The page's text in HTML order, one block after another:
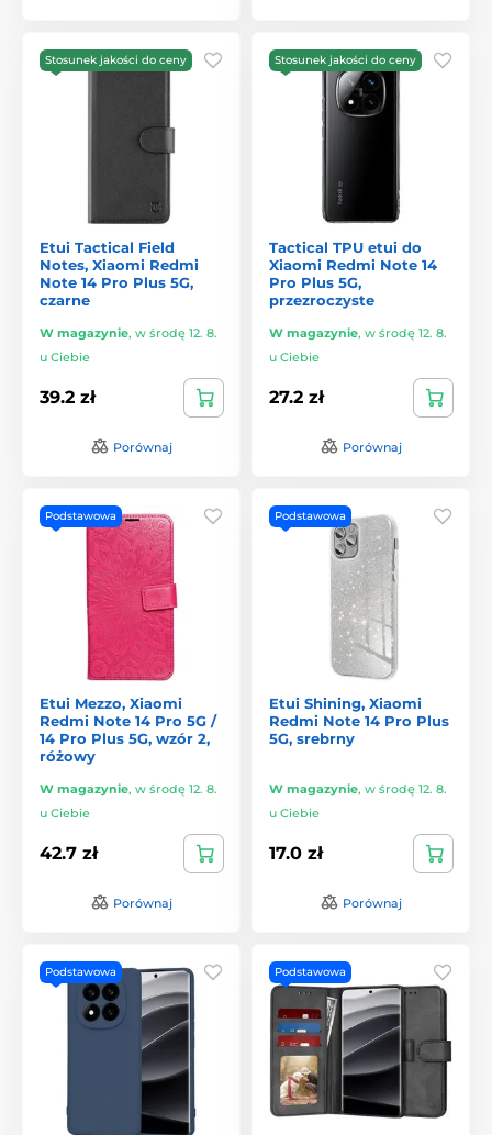
Stosunek jakości do ceny
Etui Tactical Field
Notes, Xiaomi Redmi
Note 14 Pro Plus 5G,
czarne
W magazynie, w środę 12. 8.
u Ciebie
39.2 zł
Porównaj
Stosunek jakości do ceny
Tactical TPU etui do
Xiaomi Redmi Note 14
Pro Plus 5G,
przezroczyste
W magazynie, w środę 12. 8.
u Ciebie
27.2 zł
Porównaj
Podstawowa
Etui Mezzo, Xiaomi
Redmi Note 14 Pro 5G /
14 Pro Plus 5G, wzór 2,
różowy
W magazynie, w środę 12. 8.
u Ciebie
42.7 zł
Porównaj
Podstawowa
Etui Shining, Xiaomi
Redmi Note 14 Pro Plus
5G, srebrny
W magazynie, w środę 12. 8.
u Ciebie
17.0 zł
Porównaj
Podstawowa Podstawowa